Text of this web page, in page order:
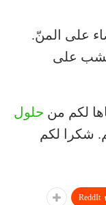
على المنّ.
على
لكم من حلول
شكرا لكم
ReddIt